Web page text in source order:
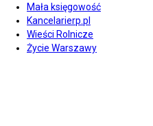
Mała księgowość
Kancelarierp.pl
Wieści Rolnicze
Życie Warszawy